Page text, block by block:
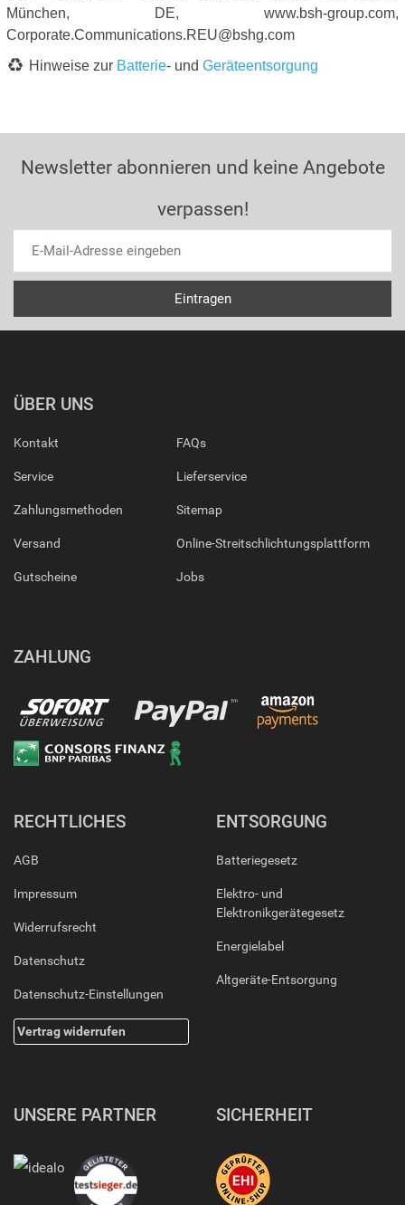
München, DE, www.bsh-group.com,
Corporate.Communications.REU@bshg.com
Hinweise zur Batterie- und Geräteentsorgung
Newsletter abonnieren und keine Angebote
verpassen!
ÜBER UNS
Kontakt
Service
Zahlungsmethoden
Versand
Gutscheine
FAQs
Lieferservice
Sitemap
Online-Streitschlichtungsplattform
Jobs
ZAHLUNG
RECHTLICHES
AGB
Impressum
Widerrufsrecht
Datenschutz
Datenschutz-Einstellungen
Vertrag widerrufen
ENTSORGUNG
Batteriegesetz
Elektro- und
Elektronikgerätegesetz
Energielabel
Altgeräte-Entsorgung
UNSERE PARTNER SICHERHEIT